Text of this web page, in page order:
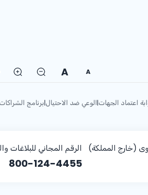
A
A
اعتماد الجهات|الوعي ضد الاحتيال|برنامج الشراكات
(خارج المملكة) الرقم المجاني للبلاغات
800-124-4455